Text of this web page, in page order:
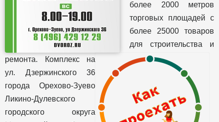
более 2000 метров
торговых площадей с
более 25000 товаров
для строительства и
ремонта. Комплекс на
ул. Дзержинского 36
города Орехово-Зуево
Ликино-Дулевского
городского округа